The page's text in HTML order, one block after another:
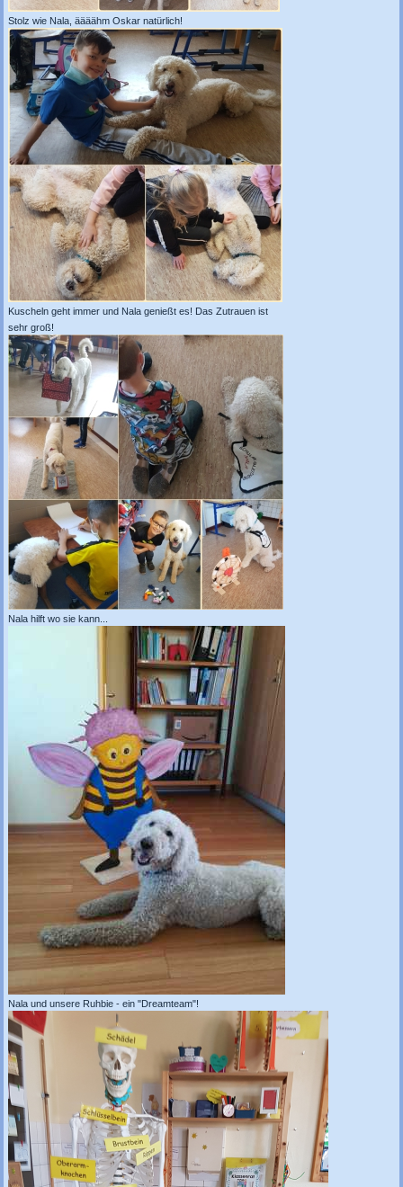
Stolz wie Nala, äääähm Oskar natürlich!
Kuscheln geht immer und Nala genießt es! Das Zutrauen ist
sehr groß!
Nala hilft wo sie kann...
Nala und unsere Ruhbie - ein "Dreamteam"!